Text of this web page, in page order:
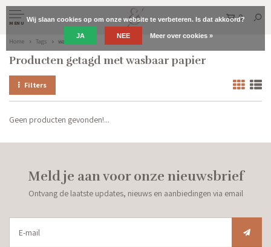
MENU
0
Home Tags wasbaar papier
Producten getagd met wasbaar papier
Filters
Geen producten gevonden!...
Meld je aan voor onze nieuwsbrief
Ontvang de laatste updates, nieuws en aanbiedingen via email
Wij slaan cookies op om onze website te verbeteren. Is dat akkoord?
JA NEE Meer over cookies »